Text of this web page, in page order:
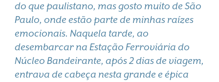
do que paulistano, mas gosto muito de São
Paulo, onde estão parte de minhas raízes
emocionais. Naquela tarde, ao
desembarcar na Estação Ferroviária do
Núcleo Bandeirante, após 2 dias de viagem,
entrava de cabeça nesta grande e épica